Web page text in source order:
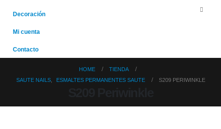
Decoración
Mi cuenta
Contacto
HOME
TIENDA
SAUTE NAILS, ESMALTES PERMANENTES SAUTE S209 PERIWINKLE